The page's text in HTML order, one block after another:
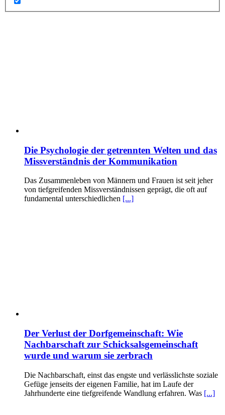
Die Psychologie der getrennten Welten und das
Missverständnis der Kommunikation
Das Zusammenleben von Männern und Frauen ist seit jeher
von tiefgreifenden Missverständnissen geprägt, die oft auf
fundamental unterschiedlichen [...]
Der Verlust der Dorfgemeinschaft: Wie
Nachbarschaft zur Schicksalsgemeinschaft
wurde und warum sie zerbrach
Die Nachbarschaft, einst das engste und verlässlichste soziale
Gefüge jenseits der eigenen Familie, hat im Laufe der
Jahrhunderte eine tiefgreifende Wandlung erfahren. Was [...]